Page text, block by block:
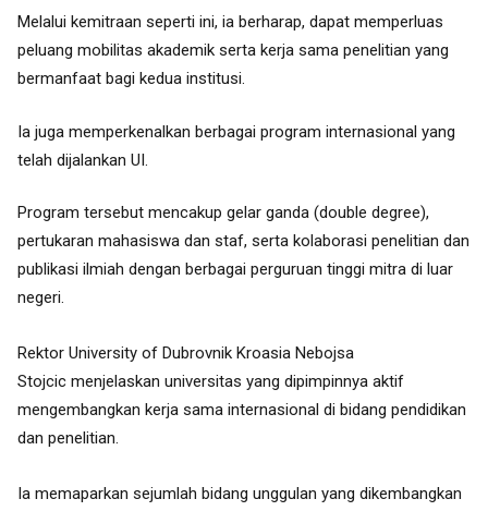
Melalui kemitraan seperti ini, ia berharap, dapat memperluas
peluang mobilitas akademik serta kerja sama penelitian yang
bermanfaat bagi kedua institusi.
Ia juga memperkenalkan berbagai program internasional yang
telah dijalankan UI.
Program tersebut mencakup gelar ganda (double degree),
pertukaran mahasiswa dan staf, serta kolaborasi penelitian dan
publikasi ilmiah dengan berbagai perguruan tinggi mitra di luar
negeri.
Rektor University of Dubrovnik Kroasia Nebojsa
Stojcic menjelaskan universitas yang dipimpinnya aktif
mengembangkan kerja sama internasional di bidang pendidikan
dan penelitian.
Ia memaparkan sejumlah bidang unggulan yang dikembangkan